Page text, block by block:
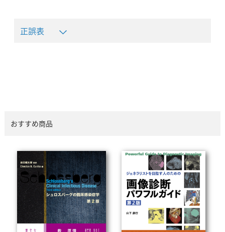
正誤表
おすすめ商品